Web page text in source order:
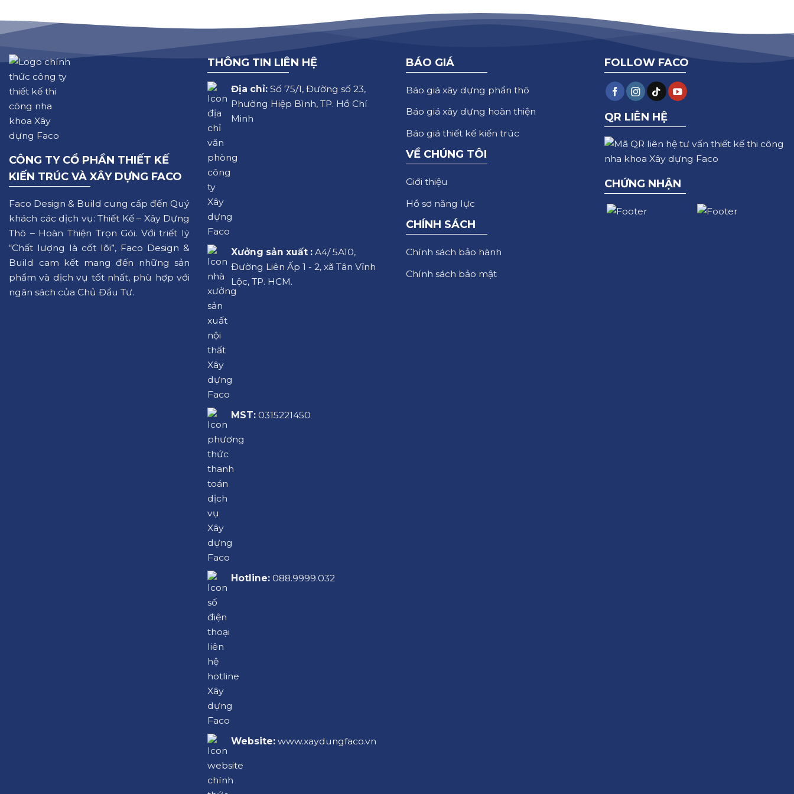
CÔNG TY CỔ PHẦN THIẾT KẾ
KIẾN TRÚC VÀ XÂY DỰNG FACO
Faco Design & Build cung cấp đến Quý
khách các dịch vụ: Thiết Kế – Xây Dựng
Thô – Hoàn Thiện Trọn Gói. Với triết lý
“Chất lượng là cốt lõi”, Faco Design &
Build cam kết mang đến những sản
phẩm và dịch vụ tốt nhất, phù hợp với
ngân sách của Chủ Đầu Tư.
THÔNG TIN LIÊN HỆ
Địa chỉ:Số 75/1, Đường số 23,
Phường Hiệp Bình, TP. Hồ Chí
Minh
Xưởng sản xuất :A4/ 5A10,
Đường Liên Ấp 1 - 2, xã Tân Vĩnh
Lộc, TP. HCM.
MST:0315221450
Hotline: 088.9999.032
Website: www.xaydungfaco.vn
BÁO GIÁ
Báo giá xây dựng phần thô
Báo giá xây dựng hoàn thiện
Báo giá thiết kế kiến trúc
VỀ CHÚNG TÔI
Giới thiệu
Hồ sơ năng lực
CHÍNH SÁCH
Chính sách bảo hành
Chính sách bảo mật
FOLLOW FACO
QR LIÊN HỆ
CHỨNG NHẬN